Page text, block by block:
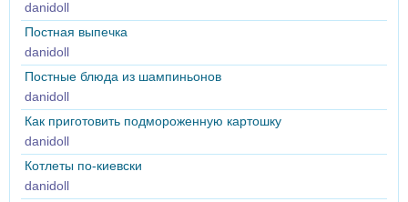
danidoll
Постная выпечка
danidoll
Постные блюда из шампиньонов
danidoll
Как приготовить подмороженную картошку
danidoll
Котлеты по-киевски
danidoll